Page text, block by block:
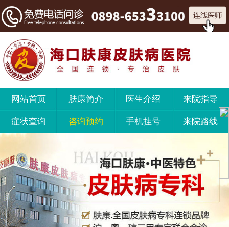
网站首页 肤康简介 医生介绍 来院指导
症状查询 咨询预约 手机挂号 来院路线